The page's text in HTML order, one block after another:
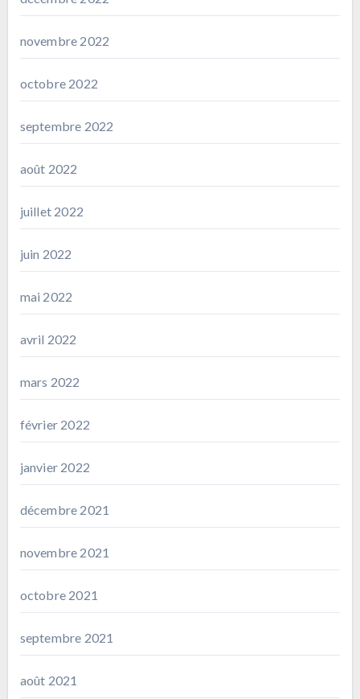
novembre 2022
octobre 2022
septembre 2022
août 2022
juillet 2022
juin 2022
mai 2022
avril 2022
mars 2022
février 2022
janvier 2022
décembre 2021
novembre 2021
octobre 2021
septembre 2021
août 2021